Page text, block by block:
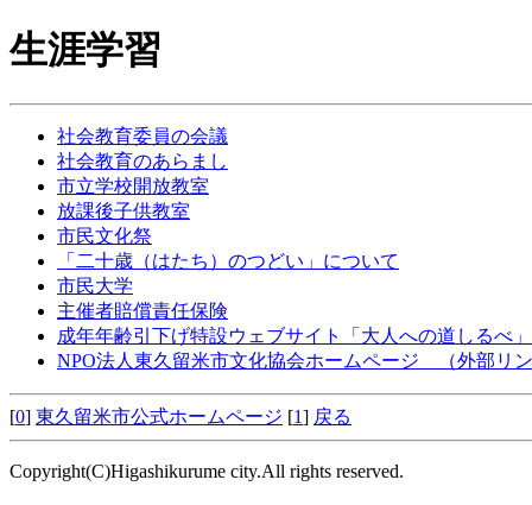
生涯学習
社会教育委員の会議
社会教育のあらまし
市立学校開放教室
放課後子供教室
市民文化祭
「二十歳（はたち）のつどい」について
市民大学
主催者賠償責任保険
成年年齢引下げ特設ウェブサイト「大人への道しるべ
NPO法人東久留米市文化協会ホームページ （外部リ
[0] 東久留米市公式ホームページ [1] 戻る
Copyright(C)Higashikurume city.All rights reserved.